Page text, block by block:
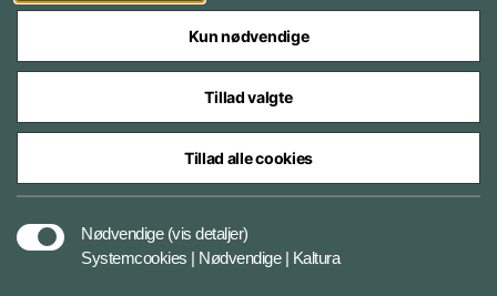
Styrelser og myndigheder under Forsvarsministeriet
Kun nødvendige
Tillad valgte
Tillad alle cookies
Nødvendige (vis detaljer)
Systemcookies | Nødvendige | Kaltura